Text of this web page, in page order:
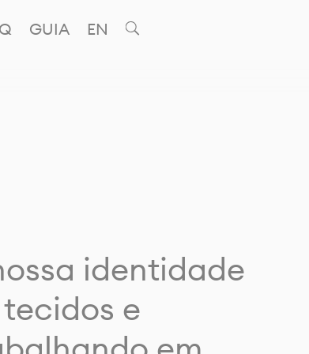
GUIA EN
identidade
e